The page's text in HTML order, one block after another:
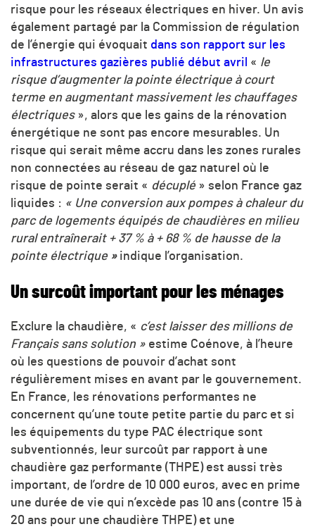
risque pour les réseaux électriques en hiver. Un avis
également partagé par la Commission de régulation
de l’énergie qui évoquait dans son rapport sur les
infrastructures gazières publié début avril « le
risque d’augmenter la pointe électrique à court
terme en augmentant massivement les chauffages
électriques», alors que les gains de la rénovation
énergétique ne sont pas encore mesurables. Un
risque qui serait même accru dans les zones rurales
non connectées au réseau de gaz naturel où le
risque de pointe serait « décuplé » selon France gaz
liquides : « Une conversion aux pompes à chaleur du
parc de logements équipés de chaudières en milieu
rural entraînerait + 37 % à + 68 % de hausse de la
pointe électrique » indique l’organisation.
Un surcoût important pour les ménages
Exclure la chaudière, « c’est laisser des millions de
Français sans solution » estime Coénove, à l’heure
où les questions de pouvoir d’achat sont
régulièrement mises en avant par le gouvernement.
En France, les rénovations performantes ne
concernent qu’une toute petite partie du parc et si
les équipements du type PAC électrique sont
subventionnés, leur surcoût par rapport à une
chaudière gaz performante (THPE) est aussi très
important, de l’ordre de 10 000 euros, avec en prime
une durée de vie qui n’excède pas 10 ans (contre 15 à
20 ans pour une chaudière THPE) et une